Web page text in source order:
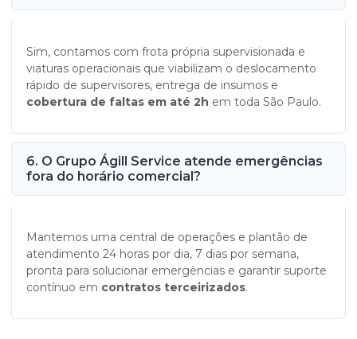
Sim, contamos com frota própria supervisionada e
viaturas operacionais que viabilizam o deslocamento
rápido de supervisores, entrega de insumos e
cobertura de faltas em até 2h em toda São Paulo.
6. O Grupo Ágill Service atende emergências
fora do horário comercial?
Mantemos uma central de operações e plantão de
atendimento 24 horas por dia, 7 dias por semana,
pronta para solucionar emergências e garantir suporte
contínuo em contratos terceirizados.